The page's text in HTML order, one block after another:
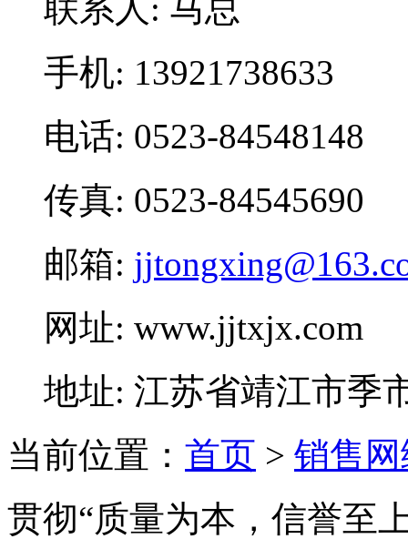
联系人: 马总
手机: 13921738633
电话: 0523-84548148
传真: 0523-84545690
邮箱:
网址: www.jjtxjx.com
地址: 江苏省靖江市季
当前位置： 首页 > 销售
贯彻“质量为本，信誉至